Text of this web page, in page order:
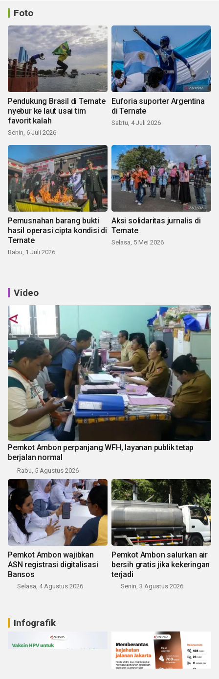
Foto
Pendukung Brasil di Ternate
nyebur ke laut usai tim
favorit kalah
Senin, 6 Juli 2026
Euforia suporter Argentina
di Ternate
Sabtu, 4 Juli 2026
Pemusnahan barang bukti
hasil operasi cipta kondisi di
Ternate
Rabu, 1 Juli 2026
Aksi solidaritas jurnalis di
Ternate
Selasa, 5 Mei 2026
Video
Pemkot Ambon perpanjang WFH, layanan publik tetap
berjalan normal
Rabu, 5 Agustus 2026
Pemkot Ambon wajibkan
ASN registrasi digitalisasi
Bansos
Selasa, 4 Agustus 2026
Pemkot Ambon salurkan air
bersih gratis jika kekeringan
terjadi
Senin, 3 Agustus 2026
Infografik